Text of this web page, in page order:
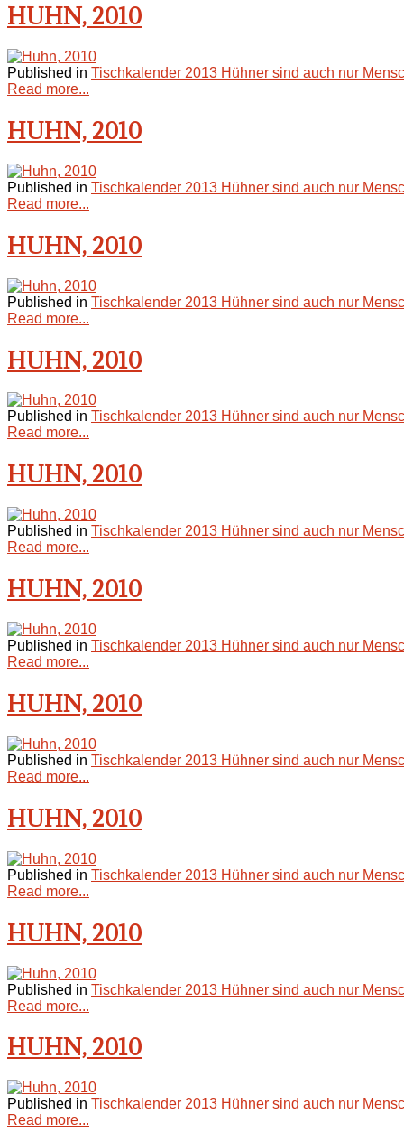
HUHN, 2010
Published in Tischkalender 2013 Hühner sind auch nur
Read more...
HUHN, 2010
Published in Tischkalender 2013 Hühner sind auch nur
Read more...
HUHN, 2010
Published in Tischkalender 2013 Hühner sind auch nur
Read more...
HUHN, 2010
Published in Tischkalender 2013 Hühner sind auch nur
Read more...
HUHN, 2010
Published in Tischkalender 2013 Hühner sind auch nur
Read more...
HUHN, 2010
Published in Tischkalender 2013 Hühner sind auch nur
Read more...
HUHN, 2010
Published in Tischkalender 2013 Hühner sind auch nur
Read more...
HUHN, 2010
Published in Tischkalender 2013 Hühner sind auch nur
Read more...
HUHN, 2010
Published in Tischkalender 2013 Hühner sind auch nur
Read more...
HUHN, 2010
Published in Tischkalender 2013 Hühner sind auch nur
Read more...